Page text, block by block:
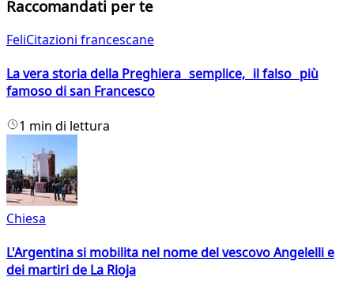
Raccomandati per te
FeliCitazioni francescane
La vera storia della Preghiera semplice, il falso più
famoso di san Francesco
1 min di lettura
Chiesa
L'Argentina si mobilita nel nome del vescovo Angelelli e
dei martiri de La Rioja